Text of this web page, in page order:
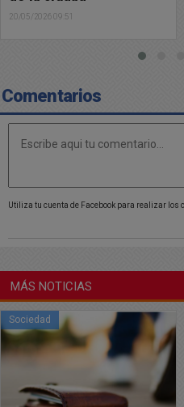
18/05/2026 12:31
Comentarios
Utiliza tu cuenta de Facebook para realizar los
MÁS NOTICIAS
Buen día Chacabuco